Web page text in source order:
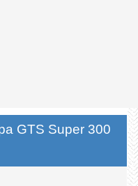
GTS Super 300